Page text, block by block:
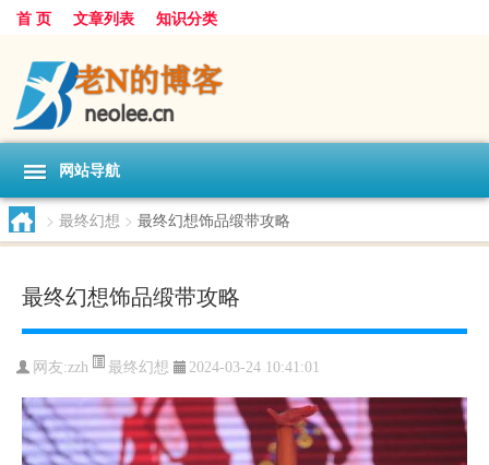
首 页 文章列表 知识分类
网站导航
> 最终幻想 > 最终幻想饰品缎带攻略
最终幻想饰品缎带攻略
网友:zzh 最终幻想 2024-03-24 10:41:01